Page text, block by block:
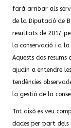
farà arribar als
de la Diputació de
resultats de 2017
la conservació i a
Aquests dos
ajudin a entendre
tendències
la gestió de la
Tot això es veu
dades per part dels